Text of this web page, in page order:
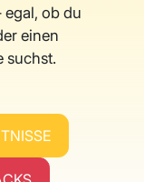
ob du
einen
suchst.